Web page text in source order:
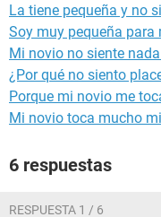
La tiene pequeña y no
Soy muy pequeña para
Mi novio no siente
¿Por qué no siento
Porque mi novio me
Mi novio toca mucho
6 respuestas
RESPUESTA 1 / 6